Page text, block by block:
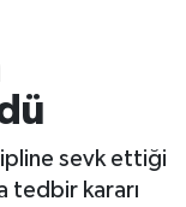
sevk ettiği
tedbir kararı